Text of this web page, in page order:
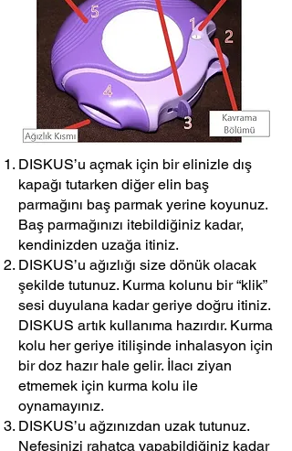
DISKUS’u açmak için bir elinizle dış
kapağı tutarken diğer elin baş
parmağını baş parmak yerine koyunuz.
Baş parmağınızı itebildiğiniz kadar,
kendinizden uzağa itiniz.
DISKUS’u ağızlığı size dönük olacak
şekilde tutunuz. Kurma kolunu bir “klik”
sesi duyulana kadar geriye doğru itiniz.
DISKUS artık kullanıma hazırdır. Kurma
kolu her geriye itilişinde inhalasyon için
bir doz hazır hale gelir. İlacı ziyan
etmemek için kurma kolu ile
oynamayınız.
DISKUS’u ağzınızdan uzak tutunuz.
Nefesinizi rahatça yapabildiğiniz kadar